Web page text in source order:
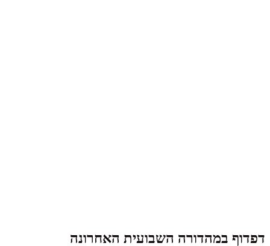
דפדוף במהדורה השבועית האחרונה